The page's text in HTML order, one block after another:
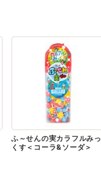
ふ～せんの実カラフルみっ
くす＜コーラ&ソーダ＞